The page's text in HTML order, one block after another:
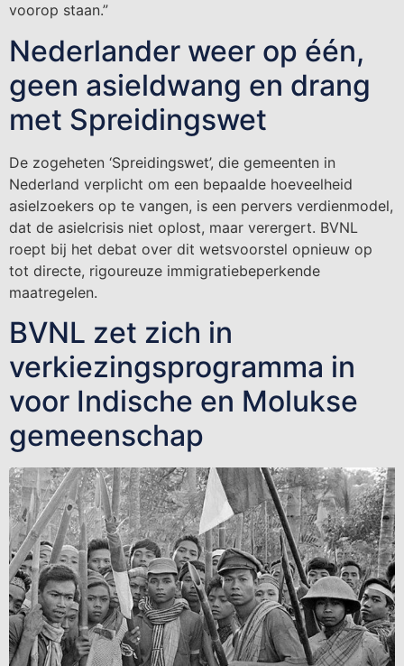
voorop staan.”
Nederlander weer op één,
geen asieldwang en drang
met Spreidingswet
De zogeheten ‘Spreidingswet’, die gemeenten in
Nederland verplicht om een bepaalde hoeveelheid
asielzoekers op te vangen, is een pervers verdienmodel,
dat de asielcrisis niet oplost, maar verergert. BVNL
roept bij het debat over dit wetsvoorstel opnieuw op
tot directe, rigoureuze immigratiebeperkende
maatregelen.
BVNL zet zich in
verkiezingsprogramma in
voor Indische en Molukse
gemeenschap